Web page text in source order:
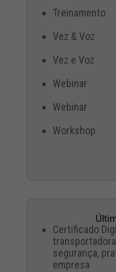
Treinamento
Vez & Voz
Vez e Voz
Webinar
Webinar
Workshop
Certificado
segurança,
empresa